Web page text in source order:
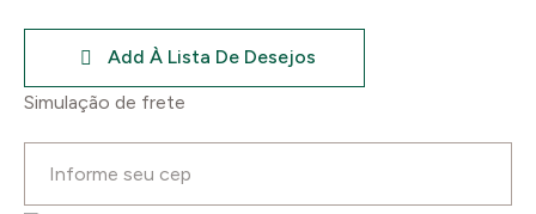
Add À Lista De Desejos
Simulação de frete